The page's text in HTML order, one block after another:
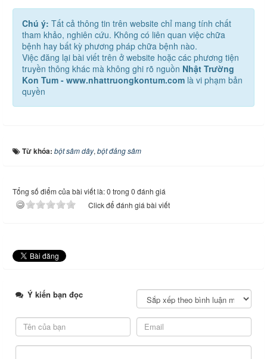
Chú ý: Tất cả thông tin trên website chỉ mang tính chất
tham khảo, nghiên cứu. Không có liên quan việc chữa
bệnh hay bất kỳ phương pháp chữa bệnh nào.
Việc đăng lại bài viết trên ở website hoặc các phương tiện
truyền thông khác mà không ghi rõ nguồn Nhật Trường
Kon Tum - www.nhattruongkontum.com là vi phạm bản
quyền
Từ khóa: bột sâm dây, bột đảng sâm
Tổng số điểm của bài viết là: 0 trong 0 đánh giá
Click để đánh giá bài viết
Ý kiến bạn đọc